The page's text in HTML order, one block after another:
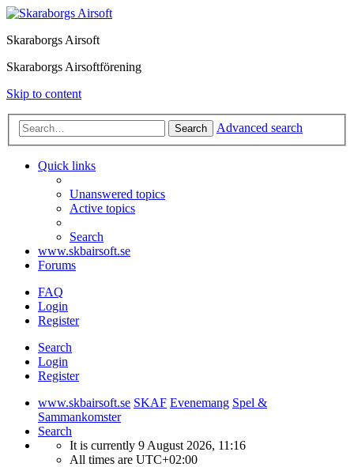
Skaraborgs Airsoft
Skaraborgs Airsoftförening
Skip to content
Search Advanced search
Quick links
Unanswered topics
Active topics
Search
www.skbairsoft.se
Forums
FAQ
Login
Register
Search
Login
Register
www.skbairsoft.se SKAF Evenemang Spel &
Sammankomster
Search
It is currently 9 August 2026, 11:16
All times are UTC+02:00